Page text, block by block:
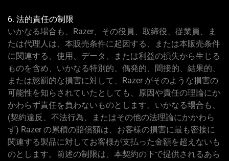
6. 法的責任の制限
いかなる場合も、Razer、その役員、取締役、従業員、ま
たは代理人は、本販売条件に起因する、または本販売条件
に関連する、使用、データ、または利益の損失から生じる
ものを含め、いかなる特別的、偶発的、間接的、結果的、
または懲罰的な損害に対して、Razer がそのような損害の
可能性を知らされていたとしても、原因や責任の理論にか
かわらず責任を負わないものとします。いかなる場合も、
(契約違反、不法行為、またはその他の法理論にかかわら
ず) Razer の累積の賠償額は、お客様の損害に最も密接に
関連する製品に対してお客様が支払った金額を超えないも
のとします。前述の制限は、本契約の下で提供されるあら